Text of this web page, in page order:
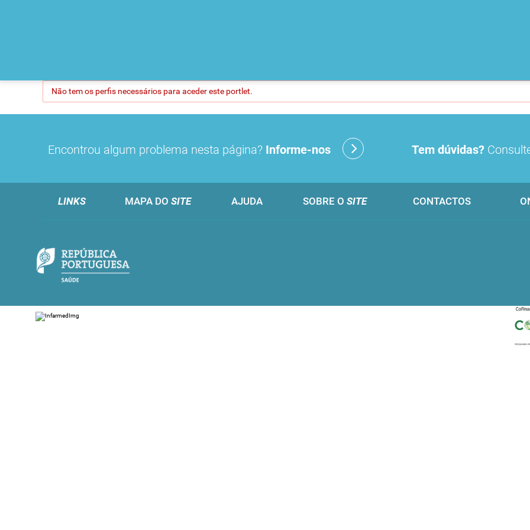
Não tem os perfis necessários para aceder este portlet.
Encontrou algum problema nesta página? Informe-nos Tem dúvidas?
LINKS MAPA DO SITE AJUDA SOBRE O SITE CONTACTOS